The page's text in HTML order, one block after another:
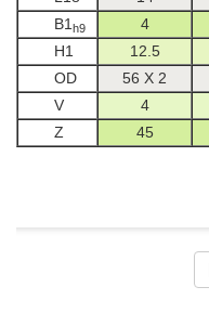
B1h9 4
H1
12.5
OD
56 X 2
V
4
Z
45